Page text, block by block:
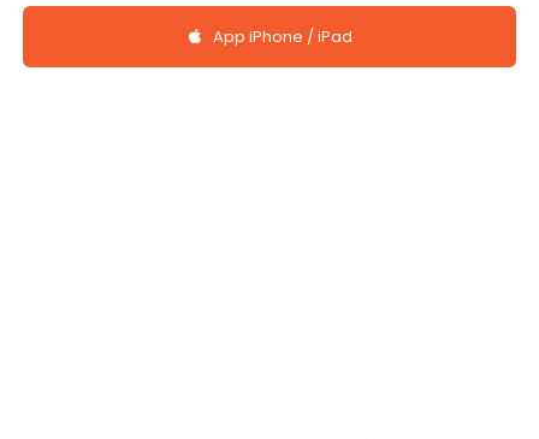
App iPhone / iPad